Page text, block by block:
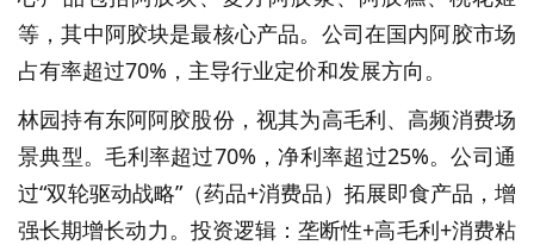
等，其中阿胶块是最核心产品。公司在国内阿胶市场
占有率超过70%，主导行业定价和发展方向。
林园持有东阿阿胶股份，视其为高毛利、高频消费场
景典型。毛利率超过70%，净利率超过25%。公司通
过“双轮驱动战略”（药品+消费品）拓展即食产品，增
强长期增长动力。投资逻辑：垄断性+高毛利+消费粘